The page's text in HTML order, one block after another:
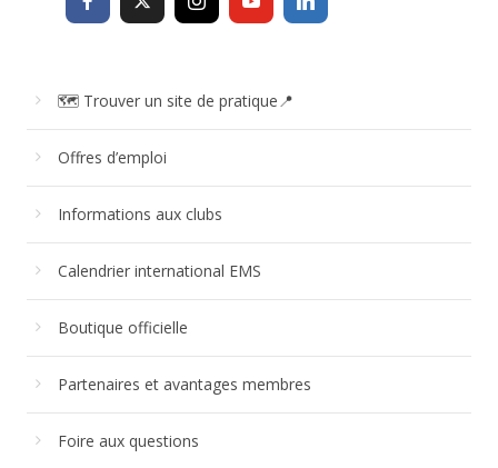
🗺 Trouver un site de pratique📍
Offres d’emploi
Informations aux clubs
Calendrier international EMS
Boutique officielle
Partenaires et avantages membres
Foire aux questions